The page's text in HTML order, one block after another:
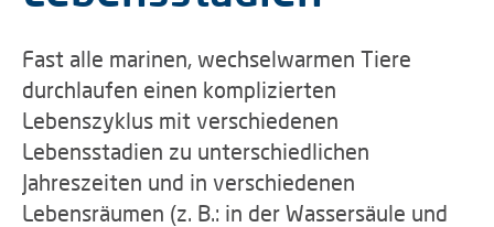
Fast alle marinen, wechselwarmen Tiere
durchlaufen einen komplizierten
Lebenszyklus mit verschiedenen
Lebensstadien zu unterschiedlichen
Jahreszeiten und in verschiedenen
Lebensräumen (z. B.: in der Wassersäule und